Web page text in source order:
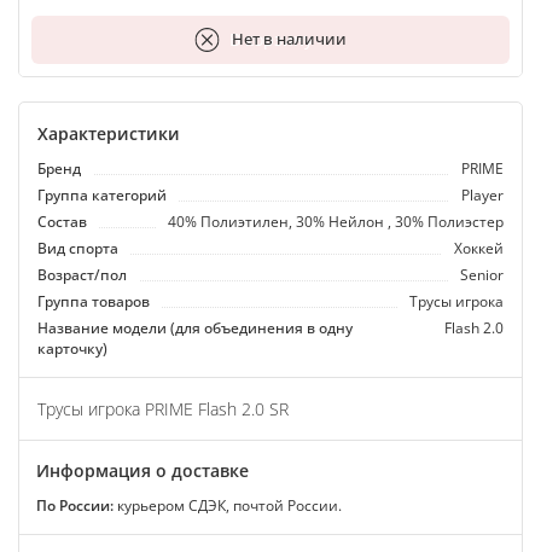
Нет в наличии
В корзину
Характеристики
Бренд
PRIME
Группа категорий
Player
Состав
40% Полиэтилен, 30% Нейлон , 30% Полиэстер
Вид спорта
Хоккей
Возраст/пол
Senior
Группа товаров
Трусы игрока
Название модели (для объединения в одну
карточку)
Flash 2.0
Трусы игрока PRIME Flash 2.0 SR
Информация о доставке
По России: курьером СДЭК, почтой России.